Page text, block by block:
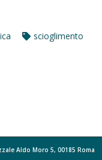
scioglimento
Aldo Moro 5, 00185 Roma